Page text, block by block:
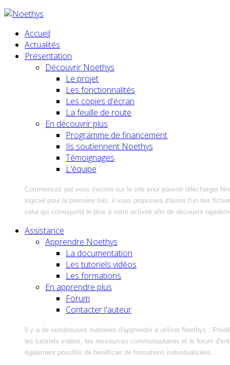
Accueil
Actualités
Présentation
Découvrir Noethys
Le projet
Les fonctionnalités
Les copies d'écran
La feuille de route
En découvrir plus
Programme de financement
Ils soutiennent Noethys
Témoignages
L'équipe
Commencez par vous inscrire sur le site pour pouvoir télécharger
logiciel pour la première fois, il vous proposera d'ouvrir l'un des
celui qui correspond le plus à votre activité afin de découvrir
Assistance
Apprendre Noethys
La documentation
Les tutoriels vidéos
Les formations
En apprendre plus
Forum
Contacter l'auteur
Il y a de nombreuses manières d'apprendre à utiliser Noethys :
les tutoriels vidéos, les ressources communautaires et le forum
également possible de bénéficier de formations individualisées.